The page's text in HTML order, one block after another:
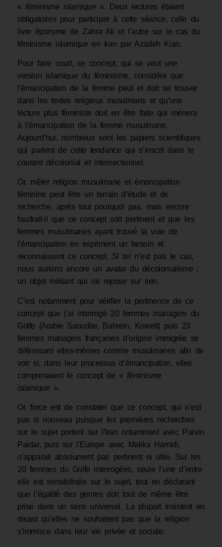
« féminisme islamique ». Deux lectures étaient
obligatoires pour participer à cette séance, celle du
livre éponyme de Zahra Ali et l’autre sur le cas du
féminisme islamique en Iran par Azadeh Kian.
Pour faire court, ce concept, qui se veut une
version islamique du féminisme, considère que
l’émancipation de la femme peut et doit se trouver
dans les textes religieux musulmans et qu’une
lecture plus féministe doit en être faite qui mènera
à l’émancipation de la femme musulmane.
Aujourd’hui, nombreux sont les papiers scientifiques
qui parlent de cette tendance qui s’inscrit dans le
courant décolonial et intersectionnel.
Or, mêler religion musulmane et émancipation
féminine peut être un terrain d’étude et de
recherche, après tout pourquoi pas, mais encore
faudrait-il que ce concept soit pertinent et que les
femmes musulmanes ayant trouvé la voie de
l’émancipation en expriment un besoin et
reconnaissent ce concept. Si tel n’est pas le cas,
nous aurions encore un avatar du décolonialisme :
un objet militant qui ne repose sur rien.
C’est notamment pour vérifier la pertinence de ce
concept que j’ai interrogé 20 femmes managers du
Golfe (Arabie Saoudite, Bahreïn, Koweït) puis 23
femmes managers françaises d’origine immigrée se
définissant elles-mêmes comme musulmanes afin de
voir si, dans leur processus d’émancipation, elles
comprenaient le concept de « féminisme
islamique ».
Or, force est de constater que ce concept, qui n’est
pas si nouveau puisque les premières recherches
sur le sujet portent sur l’Iran notamment avec Parvin
Paidar, puis sur l’Europe avec Malika Hamidi,
n’apparait absolument pas pertinent ni utile. Sur les
20 femmes du Golfe interrogées, seule l’une d’entre
elle est sensibilisée sur le sujet, tout en déclarant
que l’égalité des genres doit tout de même être
prise dans un sens universel. La plupart insistent en
disant qu’elles ne souhaitent pas que la religion
s’immisce dans leur vie privée et sociale.